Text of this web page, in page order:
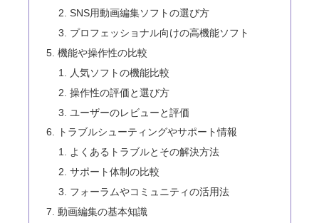
SNS用動画編集ソフトの選び方
プロフェッショナル向けの高機能ソフト
機能や操作性の比較
人気ソフトの機能比較
操作性の評価と選び方
ユーザーのレビューと評価
トラブルシューティングやサポート情報
よくあるトラブルとその解決方法
サポート体制の比較
フォーラムやコミュニティの活用法
動画編集の基本知識